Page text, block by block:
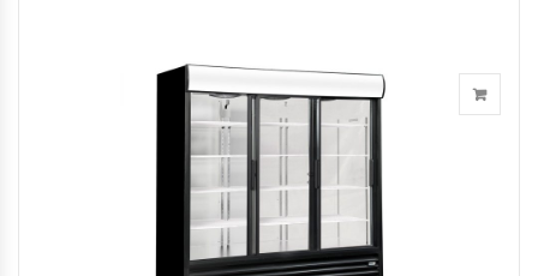
Fabricadoras De Hielo
Freidoras Industriales